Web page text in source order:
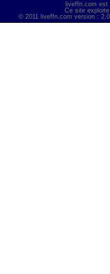
liveffn.com est
Ce site
© 2011 liveffn.com version :